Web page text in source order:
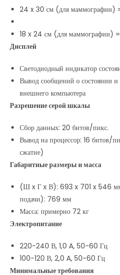
24 x 30 см (для маммографии)
18 x 24 см (для маммографии)
Дисплей
Светодиодный индикатор
Вывод сообщений о состоянии
внешнего компьютера
Разрешение серой шкалы
Сбор данных: 20 битов/пикс.
Вывод на процессор: 16 битов/
сжатие)
Габаритные размеры и масса
(Ш x Г x В): 693 x 701 x 546 мм
подачи): 769 мм
Масса: примерно 72 кг
Электропитание
220-240 В, 1,0 A, 50-60 Гц
100-120 В, 2,0 A, 50-60 Гц
Минимальные требования